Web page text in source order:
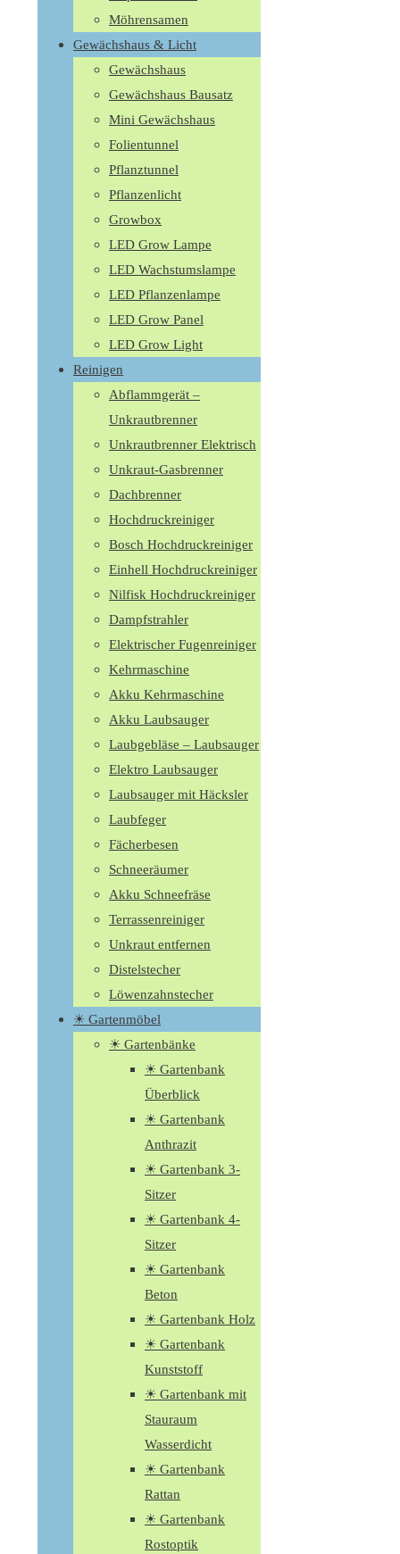
Möhrensamen
Gewächshaus & Licht
Gewächshaus
Gewächshaus Bausatz
Mini Gewächshaus
Folientunnel
Pflanztunnel
Pflanzenlicht
Growbox
LED Grow Lampe
LED Wachstumslampe
LED Pflanzenlampe
LED Grow Panel
LED Grow Light
Reinigen
Abflammgerät –
Unkrautbrenner
Unkrautbrenner Elektrisch
Unkraut-Gasbrenner
Dachbrenner
Hochdruckreiniger
Bosch Hochdruckreiniger
Einhell Hochdruckreiniger
Nilfisk Hochdruckreiniger
Dampfstrahler
Elektrischer Fugenreiniger
Kehrmaschine
Akku Kehrmaschine
Akku Laubsauger
Laubgebläse – Laubsauger
Elektro Laubsauger
Laubsauger mit Häcksler
Laubfeger
Fächerbesen
Schneeräumer
Akku Schneefräse
Terrassenreiniger
Unkraut entfernen
Distelstecher
Löwenzahnstecher
☀ Gartenmöbel
☀ Gartenbänke
☀ Gartenbank
Überblick
☀ Gartenbank
Anthrazit
☀ Gartenbank 3-
Sitzer
☀ Gartenbank 4-
Sitzer
☀ Gartenbank
Beton
☀ Gartenbank Holz
☀ Gartenbank
Kunststoff
☀ Gartenbank mit
Stauraum
Wasserdicht
☀ Gartenbank
Rattan
☀ Gartenbank
Rostoptik